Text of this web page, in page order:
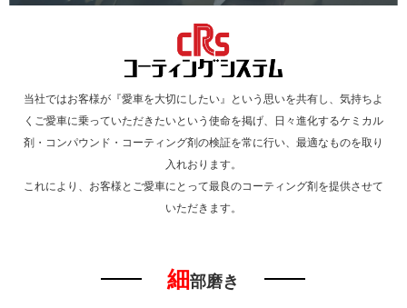
当社ではお客様が『愛車を大切にしたい』という思いを共有し、気持ちよ
くご愛車に乗っていただきたいという使命を掲げ、日々進化するケミカル
剤・コンパウンド・コーティング剤の検証を常に行い、最適なものを取り
入れおります。
これにより、お客様とご愛車にとって最良のコーティング剤を提供させて
いただきます。
細部磨き